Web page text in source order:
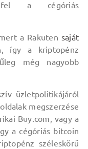
fel a cégóriás
a Rakuten saját
így a kriptopénz
még nagyobb
üzletpolitikájáról
megszerzése
Buy.com, vagy a
a cégóriás bitcoin
széleskörű